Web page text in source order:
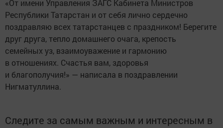
«От имени Управления ЗАГС Кабинета Министров
Республики Татарстан и от себя лично сердечно
поздравляю всех татарстанцев с праздником! Берегите
друг друга, тепло домашнего очага, крепость
семейных уз, взаимоуважение и гармонию
в отношениях. Счастья вам, здоровья
и благополучия!» — написала в поздравлении
Нигматуллина.
Следите за самым важным и интересным в